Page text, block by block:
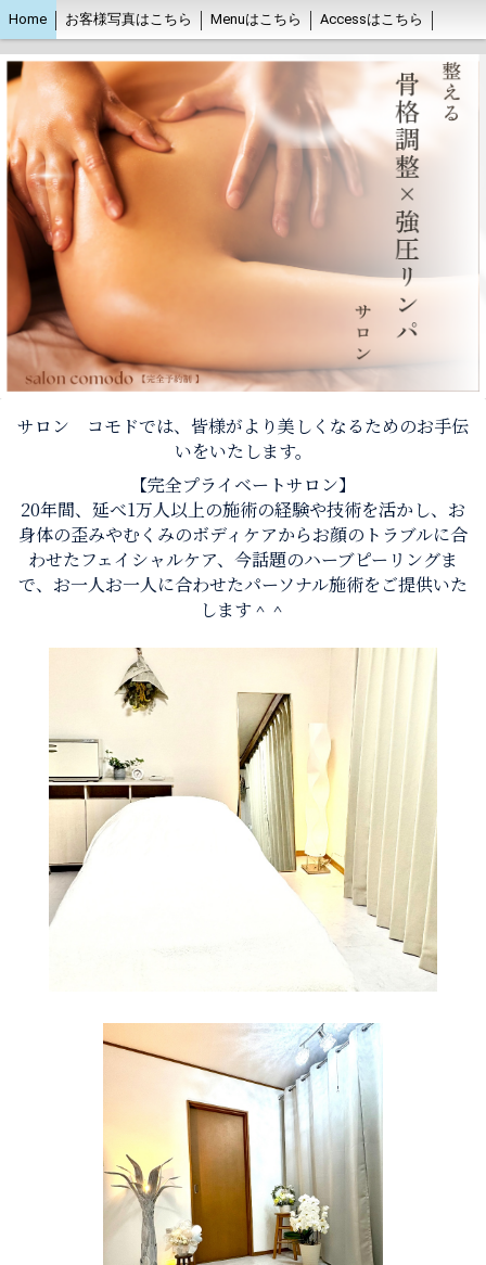
Home お客様写真はこちら Menuはこちら Accessはこちら
サロン コモドでは、皆様がより美しくなるためのお手伝
いをいたします。
【完全プライベートサロン】
20年間、延べ1万人以上の施術の経験や技術を活かし、お
身体の歪みやむくみのボディケアからお顔のトラブルに合
わせたフェイシャルケア、今話題のハーブピーリングま
で、お一人お一人に合わせたパーソナル施術をご提供いた
します＾＾